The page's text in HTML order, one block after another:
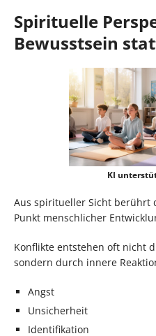
Spirituelle
Bewusstsein
KI
Aus spiritueller Sicht berührt
Punkt menschlicher
Konflikte entstehen oft nicht
sondern durch innere
Angst
Unsicherheit
Identifikation